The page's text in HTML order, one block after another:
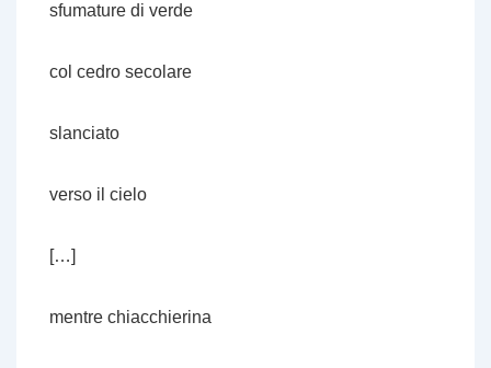
sfumature di verde
col cedro secolare
slanciato
verso il cielo
[…]
mentre chiacchierina